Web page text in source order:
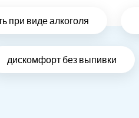
при виде алкоголя
дискомфорт без выпивки